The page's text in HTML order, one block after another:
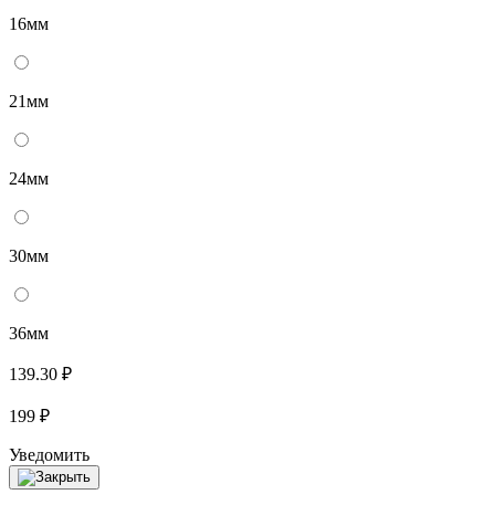
16мм
21мм
24мм
30мм
36мм
139.30 ₽
199 ₽
Уведомить